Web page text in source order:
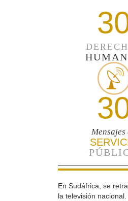
Mensajes
En Sudáfrica, se
la televisión